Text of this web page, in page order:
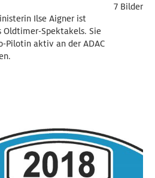
Ilse Aigner ist
Oldtimer-Spektakels. Sie
Pilotin aktiv an der ADAC
7 Bilder